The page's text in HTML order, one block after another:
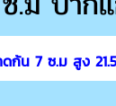
ก้น 7 ซ.ม สูง